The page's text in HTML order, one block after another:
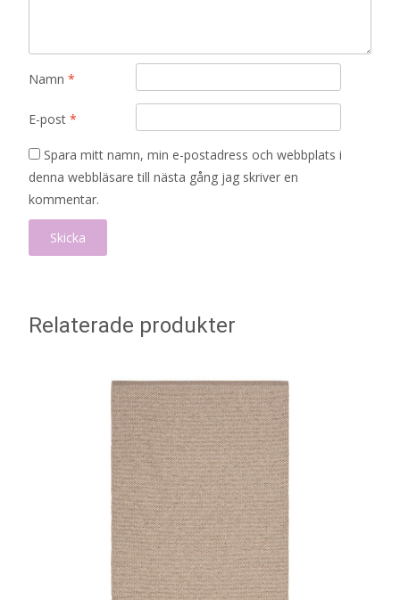
Namn *
E-post *
Spara mitt namn, min e-postadress och webbplats i
denna webbläsare till nästa gång jag skriver en
kommentar.
Relaterade produkter